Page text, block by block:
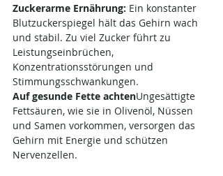
Zuckerarme Ernährung: Ein konstanter
Blutzuckerspiegel hält das Gehirn wach
und stabil. Zu viel Zucker führt zu
Leistungseinbrüchen,
Konzentrationsstörungen und
Stimmungsschwankungen.
Auf gesunde Fette achtenUngesättigte
Fettsäuren, wie sie in Olivenöl, Nüssen
und Samen vorkommen, versorgen das
Gehirn mit Energie und schützen
Nervenzellen.